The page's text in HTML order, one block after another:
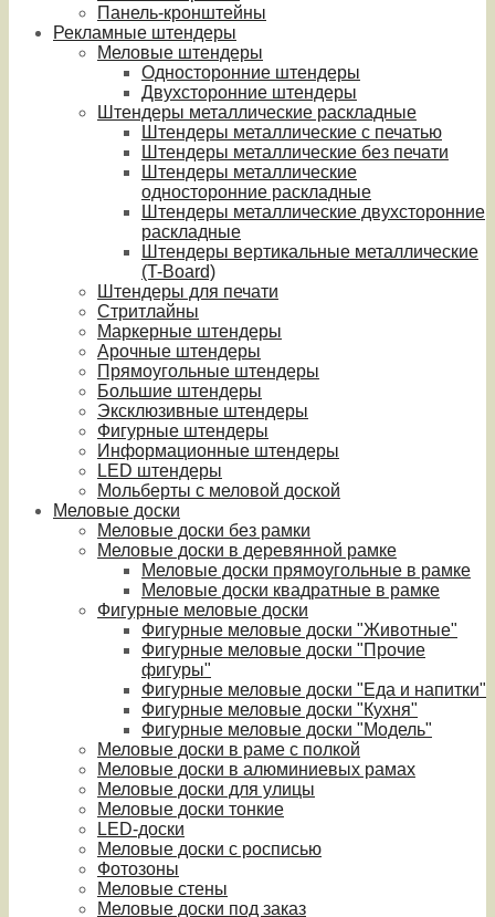
Панель-кронштейны
Рекламные штендеры
Меловые штендеры
Односторонние штендеры
Двухсторонние штендеры
Штендеры металлические раскладные
Штендеры металлические с печатью
Штендеры металлические без печати
Штендеры металлические
односторонние раскладные
Штендеры металлические двухсторонние
раскладные
Штендеры вертикальные металлические
(T-Board)
Штендеры для печати
Стритлайны
Маркерные штендеры
Арочные штендеры
Прямоугольные штендеры
Большие штендеры
Эксклюзивные штендеры
Фигурные штендеры
Информационные штендеры
LED штендеры
Мольберты с меловой доской
Меловые доски
Меловые доски без рамки
Меловые доски в деревянной рамке
Меловые доски прямоугольные в рамке
Меловые доски квадратные в рамке
Фигурные меловые доски
Фигурные меловые доски "Животные"
Фигурные меловые доски "Прочие
фигуры"
Фигурные меловые доски "Еда и напитки"
Фигурные меловые доски "Кухня"
Фигурные меловые доски "Модель"
Меловые доски в раме с полкой
Меловые доски в алюминиевых рамах
Меловые доски для улицы
Меловые доски тонкие
LED-доски
Меловые доски с росписью
Фотозоны
Меловые стены
Меловые доски под заказ